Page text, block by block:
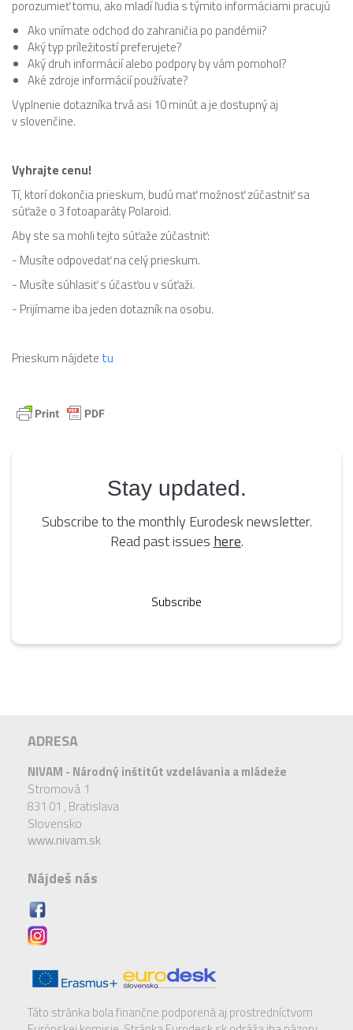
porozumieť tomu, ako mladí ľudia s týmito informáciami pracujú
Ako vnímate odchod do zahraničia po pandémii?
Aký typ príležitostí preferujete?
Aký druh informácií alebo podpory by vám pomohol?
Aké zdroje informácií používate?
Vyplnenie dotazníka trvá asi 10 minút a je dostupný aj
v slovenčine.
Vyhrajte cenu!
Tí, ktorí dokončia prieskum, budú mať možnosť zúčastniť sa
súťaže o 3 fotoaparáty Polaroid.
Aby ste sa mohli tejto súťaže zúčastniť:
- Musíte odpovedať na celý prieskum.
- Musíte súhlasiť s účasťou v súťaži.
- Prijímame iba jeden dotazník na osobu.
Prieskum nájdete tu
Stay updated.
Subscribe to the monthly Eurodesk newsletter.
Read past issues here.
Subscribe
ADRESA
NIVAM - Národný inštitút vzdelávania a mládeže
Stromová 1
831 01 , Bratislava
Slovensko
www.nivam.sk
Nájdeš nás
Táto stránka bola finančne podporená aj prostredníctvom